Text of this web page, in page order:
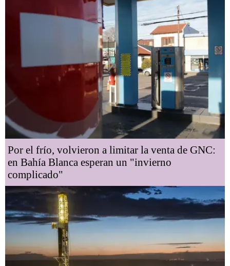
Por el frío, volvieron a limitar la venta de GNC:
en Bahía Blanca esperan un "invierno
complicado"